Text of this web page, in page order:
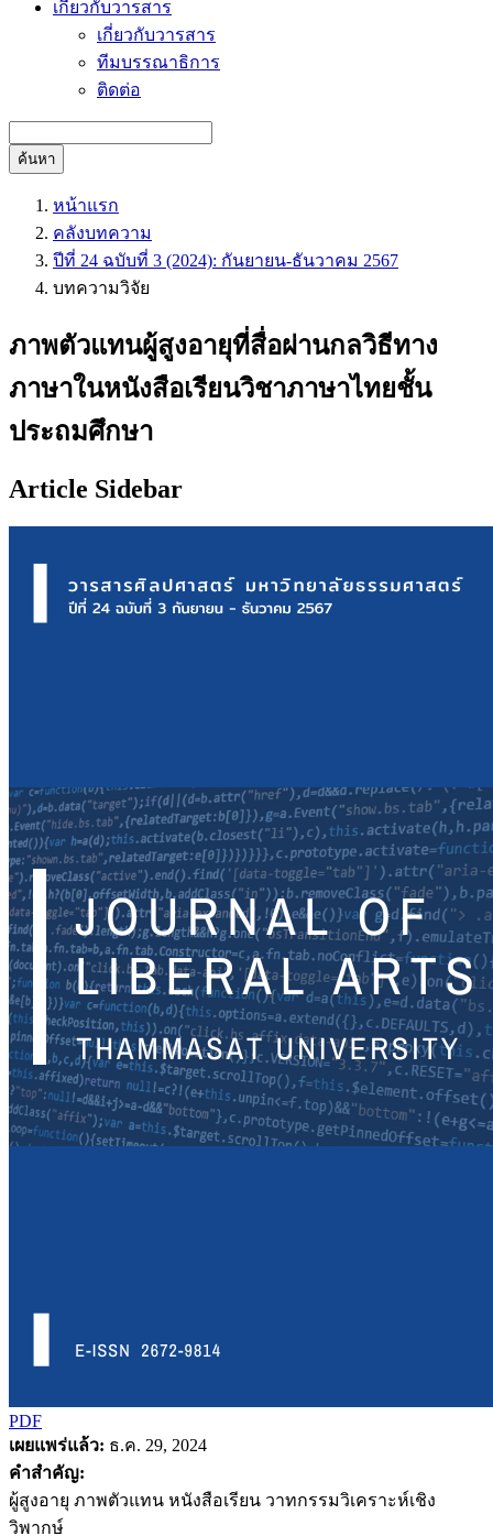
เกี่ยวกับวารสาร
เกี่ยวกับวารสาร
ทีมบรรณาธิการ
ติดต่อ
ค้นหา
หน้าแรก
คลังบทความ
ปีที่ 24 ฉบับที่ 3 (2024): กันยายน-ธันวาคม 2567
บทความวิจัย
ภาพตัวแทนผู้สูงอายุที่สื่อผ่านกลวิธีทาง
ภาษาในหนังสือเรียนวิชาภาษาไทยชั้น
ประถมศึกษา
Article Sidebar
PDF
เผยแพร่แล้ว: ธ.ค. 29, 2024
คำสำคัญ:
ผู้สูงอายุ ภาพตัวแทน หนังสือเรียน วาทกรรมวิเคราะห์เชิง
วิพากษ์